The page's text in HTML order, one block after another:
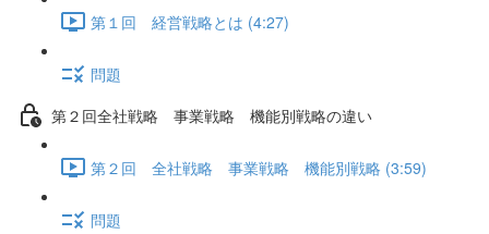
第１回 経営戦略とは (4:27)
問題
第２回全社戦略 事業戦略 機能別戦略の違い
第２回 全社戦略 事業戦略 機能別戦略 (3:59)
問題